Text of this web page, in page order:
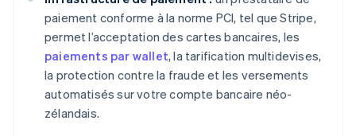
paiement conforme à la norme PCI, tel que Stripe,
permet l’acceptation des cartes bancaires, les
paiements par wallet, la tarification multidevises,
la protection contre la fraude et les versements
automatisés sur votre compte bancaire néo-
zélandais.